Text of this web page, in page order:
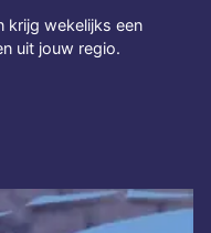
krijg wekelijks een
uit jouw regio.